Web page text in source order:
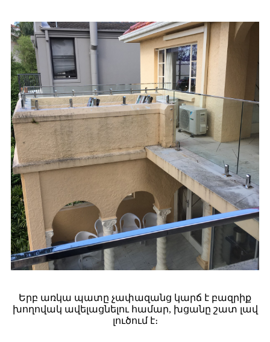
Երբ առկա պատը չափազանց կարճ է բազրիք
խողովակ ավելացնելու համար, խցանը շատ լավ
լուծում է։